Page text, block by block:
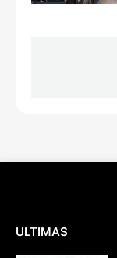
ULTIMAS